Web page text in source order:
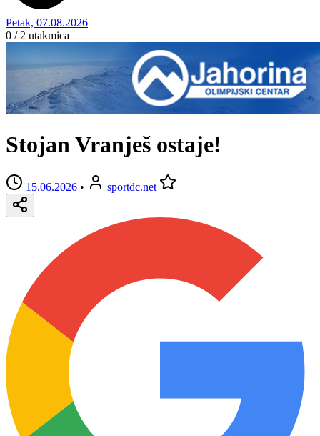
Petak, 07.08.2026
0 / 2 utakmica
Stojan Vranješ ostaje!
15.06.2026 • sportdc.net